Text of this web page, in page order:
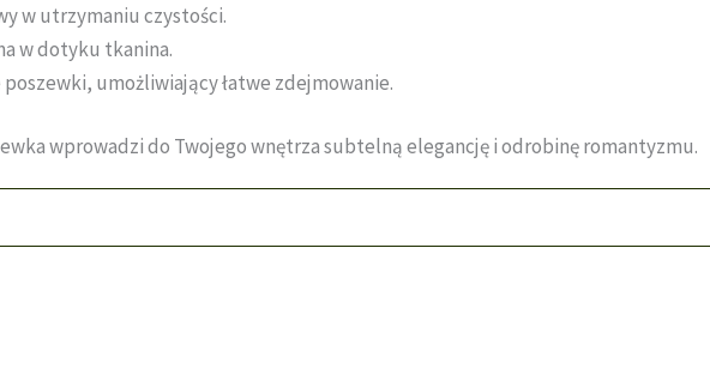
w utrzymaniu czystości.
w dotyku tkanina.
umożliwiający łatwe zdejmowanie.
wprowadzi do Twojego wnętrza subtelną elegancję i odrobinę romantyzmu.